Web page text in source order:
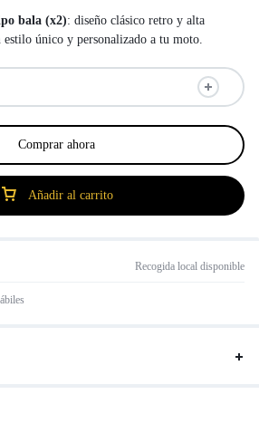
bala (x2): diseño clásico retro y alta
único y personalizado a tu moto.
Añadir al carrito
Comprar ahora
Recogida local disponible